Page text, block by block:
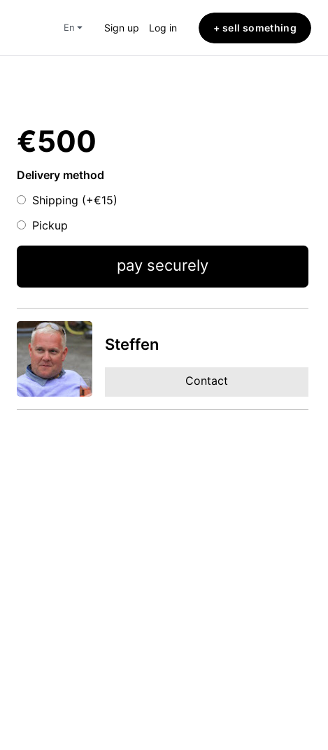
en Sign up Log in + sell something
€500
Delivery method
Shipping (+€15)
Pickup
pay securely
Steffen
Contact